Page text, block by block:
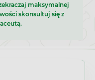
maksymalnej
skonsultuj się z